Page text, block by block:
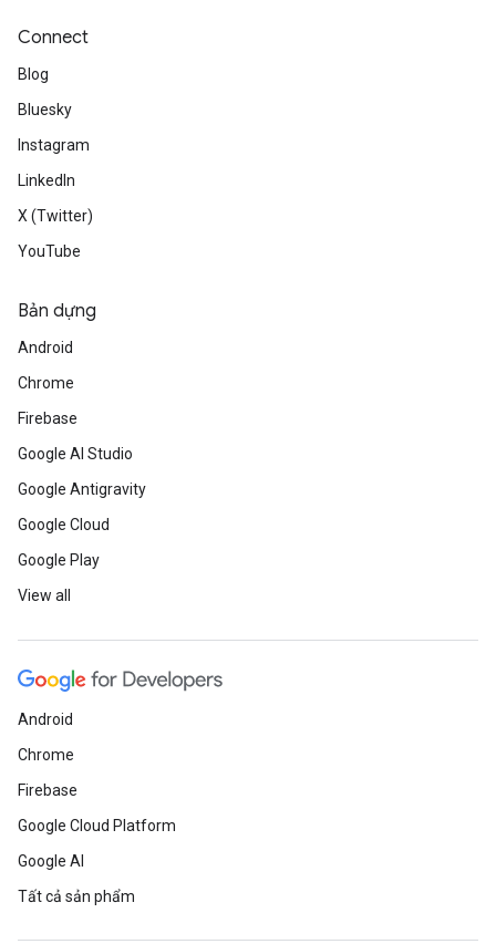
Connect
Blog
Bluesky
Instagram
LinkedIn
X (Twitter)
YouTube
Bản dựng
Android
Chrome
Firebase
Google AI Studio
Google Antigravity
Google Cloud
Google Play
View all
Android
Chrome
Firebase
Google Cloud Platform
Google AI
Tất cả sản phẩm